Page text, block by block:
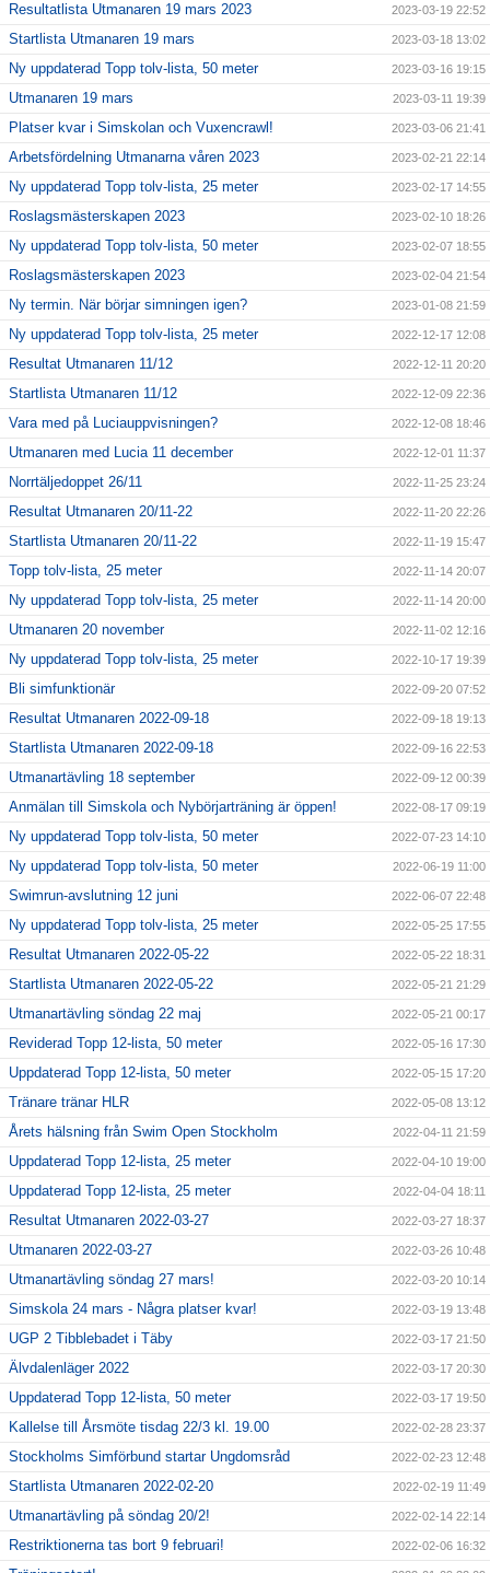
Resultatlista Utmanaren 19 mars 2023 2023-03-19 22:52
Startlista Utmanaren 19 mars 2023-03-18 13:02
Ny uppdaterad Topp tolv-lista, 50 meter 2023-03-16 19:15
Utmanaren 19 mars 2023-03-11 19:39
Platser kvar i Simskolan och Vuxencrawl! 2023-03-06 21:41
Arbetsfördelning Utmanarna våren 2023 2023-02-21 22:14
Ny uppdaterad Topp tolv-lista, 25 meter 2023-02-17 14:55
Roslagsmästerskapen 2023 2023-02-10 18:26
Ny uppdaterad Topp tolv-lista, 50 meter 2023-02-07 18:55
Roslagsmästerskapen 2023 2023-02-04 21:54
Ny termin. När börjar simningen igen? 2023-01-08 21:59
Ny uppdaterad Topp tolv-lista, 25 meter 2022-12-17 12:08
Resultat Utmanaren 11/12 2022-12-11 20:20
Startlista Utmanaren 11/12 2022-12-09 22:36
Vara med på Luciauppvisningen? 2022-12-08 18:46
Utmanaren med Lucia 11 december 2022-12-01 11:37
Norrtäljedoppet 26/11 2022-11-25 23:24
Resultat Utmanaren 20/11-22 2022-11-20 22:26
Startlista Utmanaren 20/11-22 2022-11-19 15:47
Topp tolv-lista, 25 meter 2022-11-14 20:07
Ny uppdaterad Topp tolv-lista, 25 meter 2022-11-14 20:00
Utmanaren 20 november 2022-11-02 12:16
Ny uppdaterad Topp tolv-lista, 25 meter 2022-10-17 19:39
Bli simfunktionär 2022-09-20 07:52
Resultat Utmanaren 2022-09-18 2022-09-18 19:13
Startlista Utmanaren 2022-09-18 2022-09-16 22:53
Utmanartävling 18 september 2022-09-12 00:39
Anmälan till Simskola och Nybörjarträning är öppen! 2022-08-17 09:19
Ny uppdaterad Topp tolv-lista, 50 meter 2022-07-23 14:10
Ny uppdaterad Topp tolv-lista, 50 meter 2022-06-19 11:00
Swimrun-avslutning 12 juni 2022-06-07 22:48
Ny uppdaterad Topp tolv-lista, 25 meter 2022-05-25 17:55
Resultat Utmanaren 2022-05-22 2022-05-22 18:31
Startlista Utmanaren 2022-05-22 2022-05-21 21:29
Utmanartävling söndag 22 maj 2022-05-21 00:17
Reviderad Topp 12-lista, 50 meter 2022-05-16 17:30
Uppdaterad Topp 12-lista, 50 meter 2022-05-15 17:20
Tränare tränar HLR 2022-05-08 13:12
Årets hälsning från Swim Open Stockholm 2022-04-11 21:59
Uppdaterad Topp 12-lista, 25 meter 2022-04-10 19:00
Uppdaterad Topp 12-lista, 25 meter 2022-04-04 18:11
Resultat Utmanaren 2022-03-27 2022-03-27 18:37
Utmanaren 2022-03-27 2022-03-26 10:48
Utmanartävling söndag 27 mars! 2022-03-20 10:14
Simskola 24 mars - Några platser kvar! 2022-03-19 13:48
UGP 2 Tibblebadet i Täby 2022-03-17 21:50
Älvdalenläger 2022 2022-03-17 20:30
Uppdaterad Topp 12-lista, 50 meter 2022-03-17 19:50
Kallelse till Årsmöte tisdag 22/3 kl. 19.00 2022-02-28 23:37
Stockholms Simförbund startar Ungdomsråd 2022-02-23 12:48
Startlista Utmanaren 2022-02-20 2022-02-19 11:49
Utmanartävling på söndag 20/2! 2022-02-14 22:14
Restriktionerna tas bort 9 februari! 2022-02-06 16:32